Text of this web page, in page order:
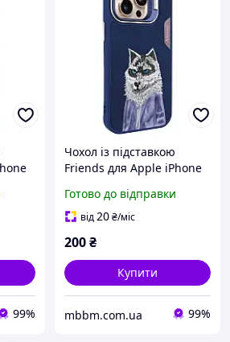
99%
Чохол із підставкою
Friends для Apple iPhone
оригінальною вишивкою
Blue Wolf
Готово до відправки
від20₴/міс
200₴
Купити
mbbm.com.ua 99%